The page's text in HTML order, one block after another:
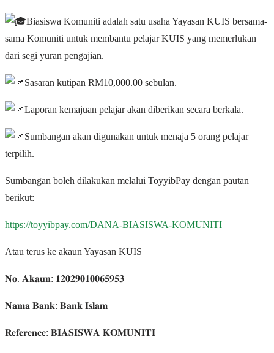
Biasiswa Komuniti adalah satu usaha Yayasan KUIS bersama-
sama Komuniti untuk membantu pelajar KUIS yang memerlukan
dari segi yuran pengajian.
Sasaran kutipan RM10,000.00 sebulan.
Laporan kemajuan pelajar akan diberikan secara berkala.
Sumbangan akan digunakan untuk menaja 5 orang pelajar
terpilih.
Sumbangan boleh dilakukan melalui ToyyibPay dengan pautan
berikut:
https://toyyibpay.com/DANA-BIASISWA-KOMUNITI
Atau terus ke akaun Yayasan KUIS
𝐍𝐨. 𝐀𝐤𝐚𝐮𝐧: 𝟏𝟐𝟎𝟐𝟗𝟎𝟏𝟎𝟎𝟔𝟓𝟗𝟓𝟑
𝐍𝐚𝐦𝐚 𝐁𝐚𝐧𝐤: 𝐁𝐚𝐧𝐤 𝐈𝐬𝐥𝐚𝐦
𝐑𝐞𝐟𝐞𝐫𝐞𝐧𝐜𝐞: 𝐁𝐈𝐀𝐒𝐈𝐒𝐖𝐀 𝐊𝐎𝐌𝐔𝐍𝐈𝐓𝐈